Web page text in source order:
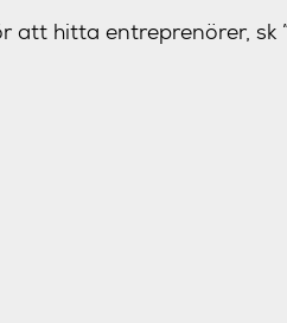
att hitta entreprenörer, sk